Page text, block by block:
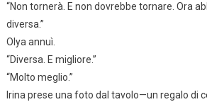
“Non tornerà. E non dovrebbe tornare. Ora
diversa.”
Olya annuì.
“Diversa. E migliore.”
“Molto meglio.”
Irina prese una foto dal tavolo—un regalo di